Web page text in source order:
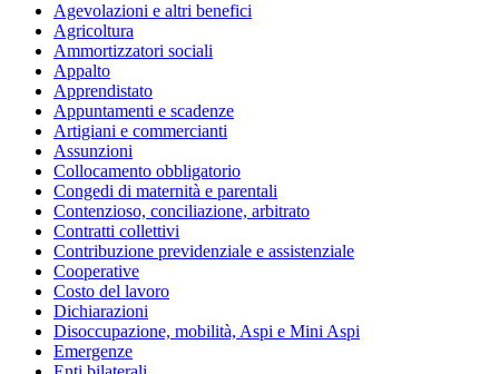
Agevolazioni e altri benefici
Agricoltura
Ammortizzatori sociali
Appalto
Apprendistato
Appuntamenti e scadenze
Artigiani e commercianti
Assunzioni
Collocamento obbligatorio
Congedi di maternità e parentali
Contenzioso, conciliazione, arbitrato
Contratti collettivi
Contribuzione previdenziale e assistenziale
Cooperative
Costo del lavoro
Dichiarazioni
Disoccupazione, mobilità, Aspi e Mini Aspi
Emergenze